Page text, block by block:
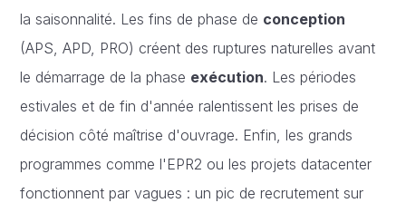
la saisonnalité. Les fins de phase de conception
(APS, APD, PRO) créent des ruptures naturelles avant
le démarrage de la phase exécution. Les périodes
estivales et de fin d'année ralentissent les prises de
décision côté maîtrise d'ouvrage. Enfin, les grands
programmes comme l'EPR2 ou les projets datacenter
fonctionnent par vagues : un pic de recrutement sur